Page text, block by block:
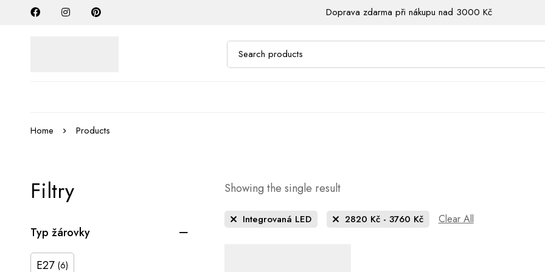
Doprava zdarma při nákupu nad 3000 Kč
Home Products
Filtry
Typ žárovky
E27 (6)
Showing the single result
Integrovaná LED 2820 Kč- 3760 Kč Clear All